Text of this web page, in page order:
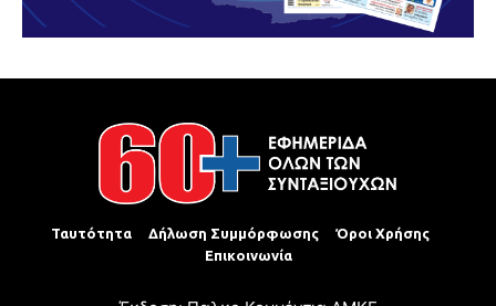
Ταυτότητα Δήλωση Συμμόρφωσης
Όροι Χρήσης
Επικοινωνία